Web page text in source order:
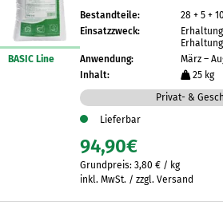
BASIC Line
Bestandteile:
28 + 5 +
Einsatzzweck:
Anwendung:
März –
Inhalt:
25 kg
Privat- &
Lieferbar
94,90€
Grundpreis: 3,80 € / kg
inkl. MwSt. / zzgl. Versand